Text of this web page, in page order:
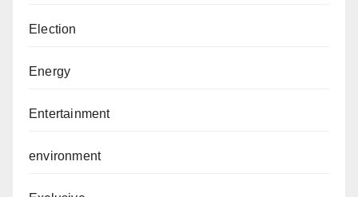
Election
Energy
Entertainment
environment